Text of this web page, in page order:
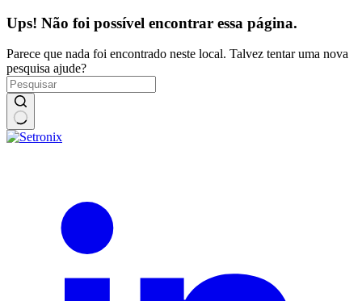
Ups! Não foi possível encontrar essa página.
Parece que nada foi encontrado neste local. Talvez tentar uma nova
pesquisa ajude?
Sem